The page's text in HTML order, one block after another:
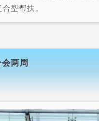
型帮扶。
两周